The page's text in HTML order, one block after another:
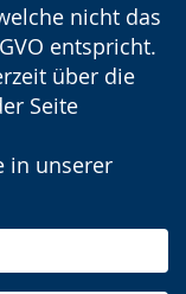
nicht das
entspricht.
über die
Seite
in unserer